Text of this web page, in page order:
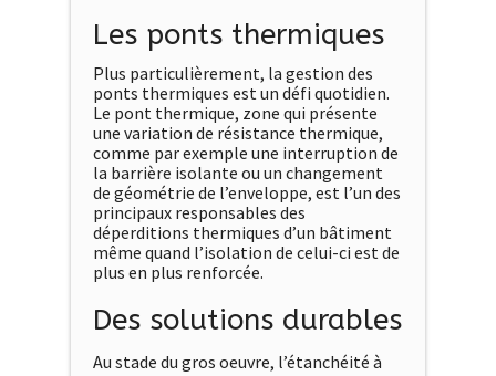
Les ponts thermiques
Plus particulièrement, la gestion des
ponts thermiques est un défi quotidien.
Le pont thermique, zone qui présente
une variation de résistance thermique,
comme par exemple une interruption de
la barrière isolante ou un changement
de géométrie de l’enveloppe, est l’un des
principaux responsables des
déperditions thermiques d’un bâtiment
même quand l’isolation de celui-ci est de
plus en plus renforcée.
Des solutions durables
Au stade du gros oeuvre, l’étanchéité à